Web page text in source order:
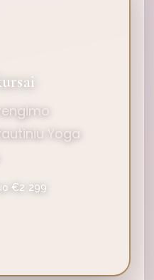
Yoga
€2 299